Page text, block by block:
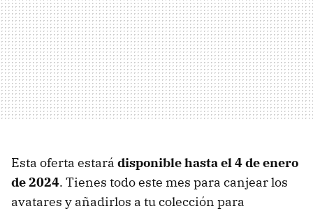
Esta oferta estará disponible hasta el 4 de enero
de 2024. Tienes todo este mes para canjear los
avatares y añadirlos a tu colección para